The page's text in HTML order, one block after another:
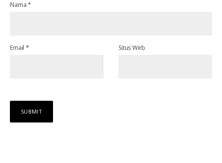
Nama*
Email* Situs Web